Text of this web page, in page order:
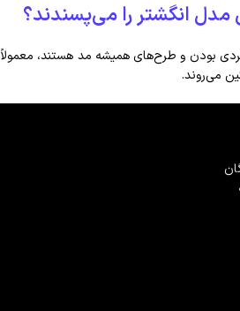
انگشتر را می‌پسندند؟
بودن و طرح‌های همیشه مد هستند، معمولاً
می‌روند.